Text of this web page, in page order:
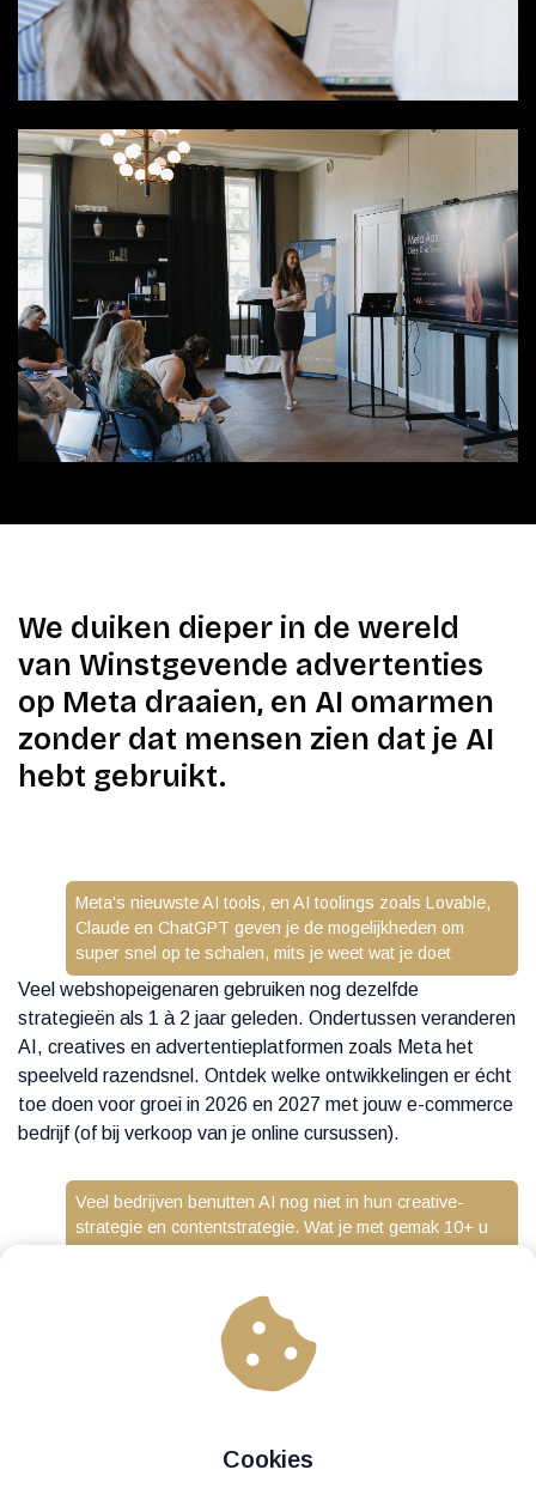
We duiken dieper in de wereld
van Winstgevende advertenties
op Meta draaien, en AI omarmen
zonder dat mensen zien dat je AI
hebt gebruikt.
Meta's nieuwste AI tools, en AI toolings zoals Lovable,
Claude en ChatGPT geven je de mogelijkheden om
super snel op te schalen, mits je weet wat je doet
Veel webshopeigenaren gebruiken nog dezelfde
strategieën als 1 à 2 jaar geleden. Ondertussen veranderen
AI, creatives en advertentieplatformen zoals Meta het
speelveld razendsnel. Ontdek welke ontwikkelingen er écht
toe doen voor groei in 2026 en 2027 met jouw e-commerce
bedrijf (of bij verkoop van je online cursussen).
Veel bedrijven benutten AI nog niet in hun creative-
strategie en contentstrategie. Wat je met gemak 10+ u
Ze testen sneller, produceren meer creatives en gebruiken
AI om tijd te besparen. Want creatives maken? Dat kost -
als je het nog zoals 1 à 2 jaar geleden doet - ontzettend
Cookies